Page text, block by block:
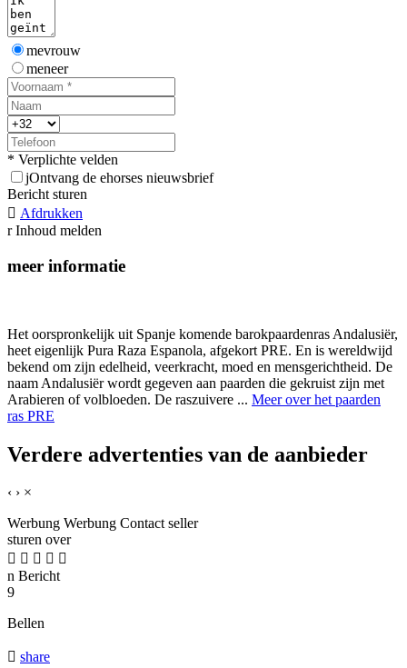
mevrouw
meneer
* Verplichte velden
jOntvang de ehorses nieuwsbrief
Bericht sturen
 Afdrukken
r Inhoud melden
meer informatie
Het oorspronkelijk uit Spanje komende barokpaardenras Andalusiër,
heet eigenlijk Pura Raza Espanola, afgekort PRE. En is wereldwijd
bekend om zijn edelheid, veerkracht, moed en mensgerichtheid. De
naam Andalusiër wordt gegeven aan paarden die gekruist zijn met
Arabieren of volbloeden. De raszuivere ... Meer over het paarden
ras PRE
Verdere advertenties van de aanbieder
‹ › ×
Werbung Werbung Contact seller
sturen over
    
n Bericht
9
Bellen
 share